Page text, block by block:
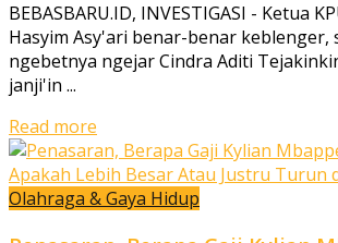
BEBASBARU.ID, INVESTIGASI - Ketua
Hasyim Asy'ari benar-benar keblenger,
ngebetnya ngejar Cindra Aditi
janji'in ...
Read more
Olahraga & Gaya Hidup